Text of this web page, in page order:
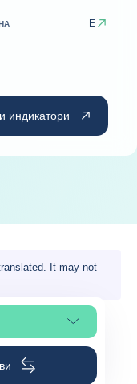
E
индикатори
It may not
в страницата